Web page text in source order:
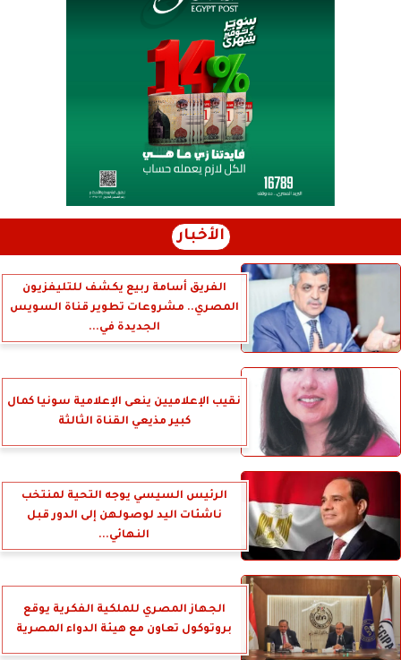
الأخبار
الفريق أسامة ربيع يكشف للتليفزيون
المصري.. مشروعات تطوير قناة السويس
الجديدة في...
نقيب الإعلاميين ينعى الإعلامية سونيا كمال
كبير مذيعي القناة الثالثة
الرئيس السيسي يوجه التحية لمنتخب
ناشئات اليد لوصولهن إلى الدور قبل
النهائي...
الجهاز المصري للملكية الفكرية يوقع
بروتوكول تعاون مع هيئة الدواء المصرية